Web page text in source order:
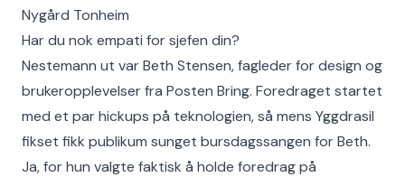
Nygård Tonheim
Har du nok empati for sjefen din?
Nestemann ut var Beth Stensen, fagleder for design og
brukeropplevelser fra Posten Bring. Foredraget startet
med et par hickups på teknologien, så mens Yggdrasil
fikset fikk publikum sunget bursdagssangen for Beth.
Ja, for hun valgte faktisk å holde foredrag på